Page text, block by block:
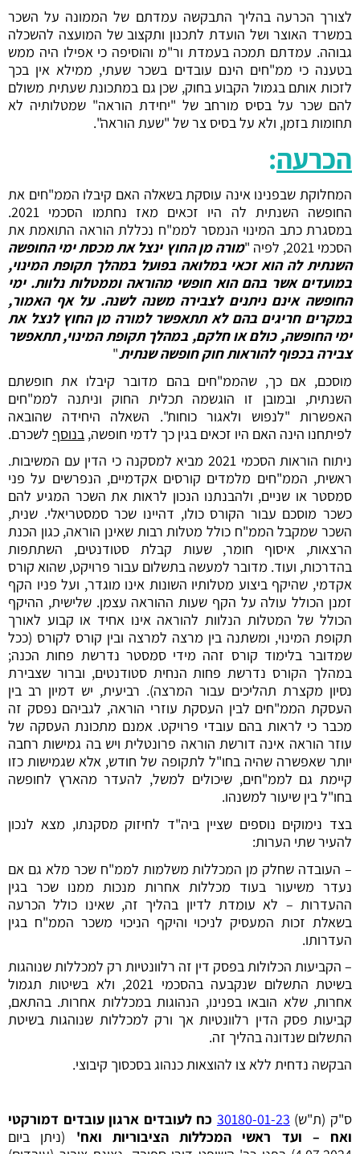
לצורך הכרעה בהליך התבקשה עמדתם של הממונה על השכר
במשרד האוצר ושל הועדת לתכנון ותקצוב של המועצה להשכלה
גבוהה. עמדתם תמכה בעמדת ור"מ והוסיפה כי אפילו היה ממש
בטענה כי ממ"חים הינם עובדים בשכר שעתי, ממילא אין בכך
לזכות אותם בגמול הקבוע בחוק, שכן גם במתכונת שעתית משולם
להם שכר על בסיס מורחב של "יחידת הוראה" שמטלותיה לא
תחומות בזמן, ולא על בסיס צר של "שעת הוראה".
הכרעה:
המחלוקת שבפנינו אינה עוסקת בשאלה האם קיבלו הממ"חים את
החופשה השנתית לה היו זכאים מאז נחתמו הסכמי 2021.
במסגרת כתב המינוי הנמסר לממ"ח נכללת הוראה התואמת את
הסכמי 2021, לפיה "
מורה מן החוץ ינצל את מכסת ימי החופשה
השנתית לה הוא זכאי במלואה בפועל במהלך תקופת המינוי,
במועדים אשר בהם הוא חופשי מהוראה וממטלות נלוות. ימי
החופשה אינם ניתנים לצבירה משנה לשנה. על אף האמור,
במקרים חריגים בהם לא תתאפשר למורה מן החוץ לנצל את
ימי החופשה, כולם או חלקם, במהלך תקופת המינוי, תתאפשר
צבירה בכפוף להוראותחוק חופשה שנתית."
מוסכם, אם כך, שהממ"חים בהם מדובר קיבלו את חופשתם
השנתית, ובמובן זו הוגשמה תכלית החוק וניתנה לממ"חים
האפשרות "לנפוש ולאגור כוחות". השאלה היחידה שהובאה
לפיתחנו הינה האם היו זכאים בגין כך לדמי חופשה, בנוסף לשכרם.
ניתוח הוראות הסכמי 2021 מביא למסקנה כי הדין עם המשיבות.
ראשית, הממ"חים מלמדים קורסים אקדמיים, הנפרשים על פני
סמסטר או שניים, ולהבנתנו הנכון לראות את השכר המגיע להם
כשכר מוסכם עבור הקורס כולו, דהיינו שכר סמסטריאלי. שנית,
השכר שמקבל הממ"ח כולל מטלות רבות שאינן הוראה, כגון הכנת
הרצאות, איסוף חומר, שעות קבלת סטודנטים, השתתפות
בהדרכות, ועוד. מדובר למעשה בתשלום עבור פרויקט, שהוא קורס
אקדמי, שהיקף ביצוע מטלותיו השונות אינו מוגדר, ועל פניו הקף
זמנן הכולל עולה על הקף שעות ההוראה עצמן. שלישית, ההיקף
הכולל של המטלות הנלוות להוראה אינו אחיד או קבוע לאורך
תקופת המינוי, ומשתנה בין מרצה למרצה ובין קורס לקורס (ככל
שמדובר בלימוד קורס זהה מידי סמסטר נדרשת פחות הכנה;
במהלך הקורס נדרשת פחות הנחית סטודנטים, וברור שצבירת
נסיון מקצרת תהליכים עבור המרצה). רביעית, יש דמיון רב בין
העסקת הממ"חים לבין העסקת עוזרי הוראה, לגביהם נפסק זה
מכבר כי לראות בהם עובדי פרויקט. אמנם מתכונת העסקה של
עוזר הוראה אינה דורשת הוראה פרונטלית ויש בה גמישות רחבה
יותר שאפשרה שהיה בחו"ל לתקופה של חודש, אלא שגמישות כזו
קיימת גם לממ"חים, שיכולים למשל, להעדר מהארץ לחופשה
בחו"ל בין שיעור למשנהו.
בצד נימוקים נוספים שציין ביה"ד לחיזוק מסקנתו, מצא לנכון
להעיר שתי הערות:
– העובדה שחלק מן המכללות משלמות לממ"ח שכר מלא גם אם
נעדר משיעור בעוד מכללות אחרות מנכות ממנו שכר בגין
ההעדרות – לא עומדת לדיון בהליך זה, שאינו כולל הכרעה
בשאלת זכות המעסיק לניכוי והיקף הניכוי משכר הממ"ח בגין
העדרותו.
– הקביעות הכלולות בפסק דין זה רלוונטיות רק למכללות שנוהגות
בשיטת התשלום שנקבעה בהסכמי 2021, ולא בשיטות תגמול
אחרות, שלא הובאו בפנינו, הנהוגות במכללות אחרות. בהתאם,
קביעות פסק הדין רלוונטיות אך ורק למכללות שנוהגות בשיטת
התשלום שנדונה בהליך זה.
הבקשה נדחית ללא צו להוצאות כנהוג בסכסוך קיבוצי.
ס"ק (ת"ש) 30180-01-23 כח לעובדים ארגון עובדים דמורקטי
ואח – ועד ראשי המכללות הציבוריות ואח' (ניתן ביום